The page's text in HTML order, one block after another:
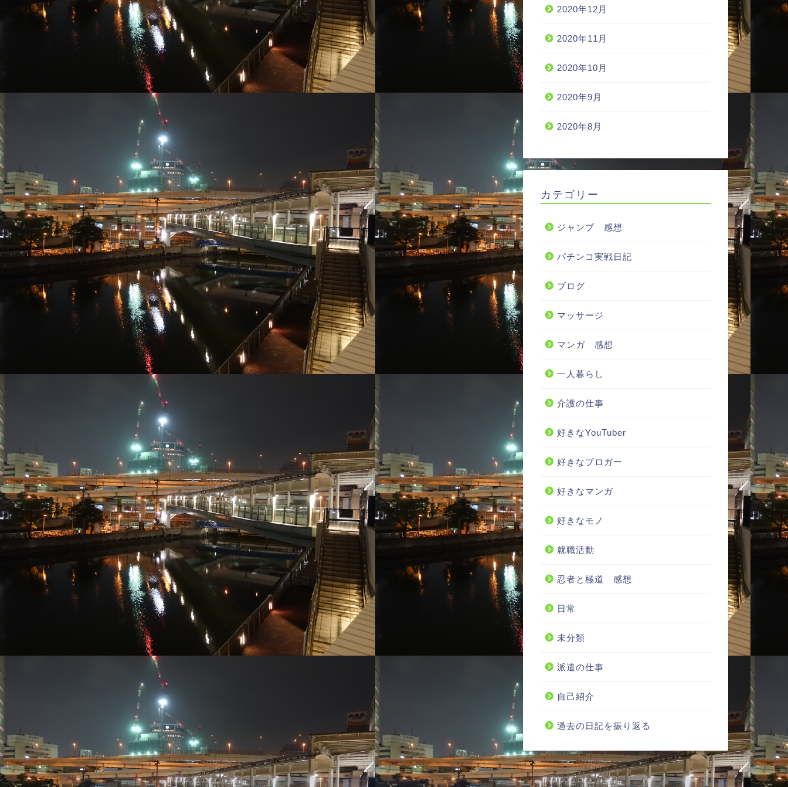
2020年12月
2020年11月
2020年10月
2020年9月
2020年8月
カテゴリー
ジャンプ 感想
パチンコ実戦日記
ブログ
マッサージ
マンガ 感想
一人暮らし
介護の仕事
好きなYouTuber
好きなブロガー
好きなマンガ
好きなモノ
就職活動
忍者と極道 感想
日常
未分類
派遣の仕事
自己紹介
過去の日記を振り返る